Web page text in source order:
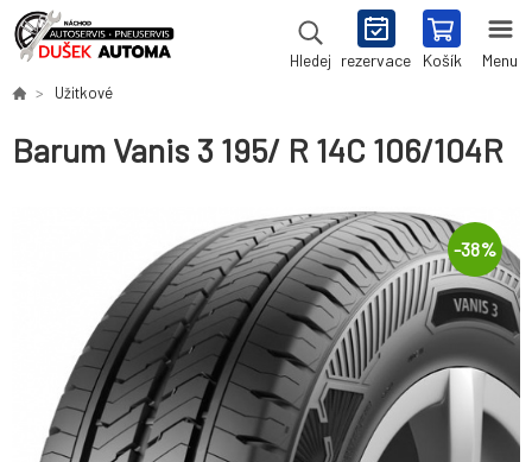
Hledej rezervace Košík Menu
Užitkové
Barum Vanis 3 195/ R 14C 106/104R
-38%